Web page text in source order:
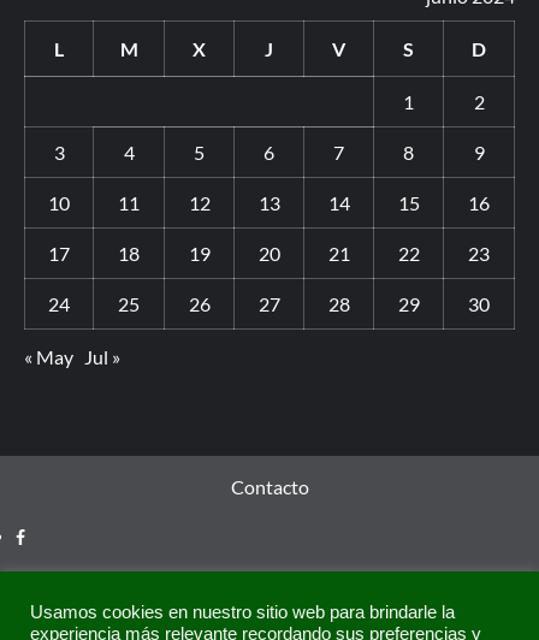
L M X J V S D
1 2
3 4 5 6 7 8 9
10 11 12 13 14 15 16
17 18 19 20 21 22 23
24 25 26 27 28 29 30
« May Jul »
Contacto
Usamos cookies en nuestro sitio web para brindarle la
experiencia más relevante recordando sus preferencias y